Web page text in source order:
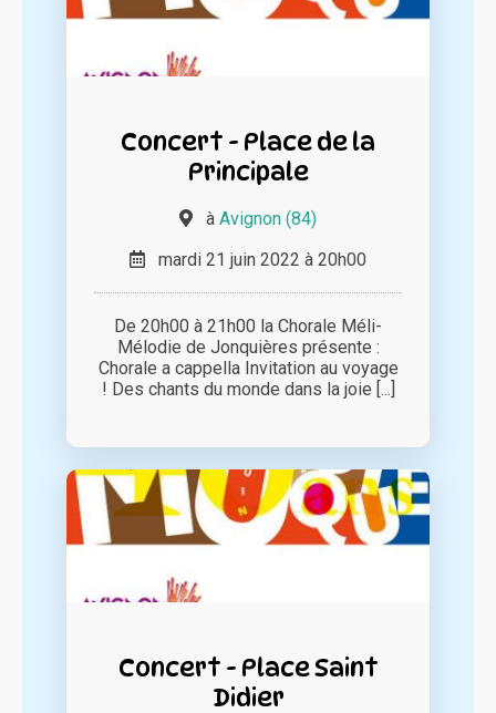
Concert - Place de la
Principale
à Avignon (84)
mardi 21 juin 2022 à 20h00
De 20h00 à 21h00 la Chorale Méli-
Mélodie de Jonquières présente :
Chorale a cappella Invitation au voyage
! Des chants du monde dans la joie [...]
Concert - Place Saint
Didier